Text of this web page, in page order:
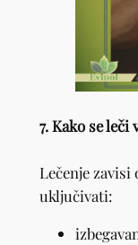
7. Kako se leči
Lečenje zavisi
uključivati: